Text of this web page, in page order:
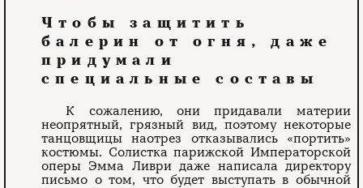
Чтобы защитить
балерин от огня, даже
придумали
специальные составы
К сожалению, они придавали материи
неопрятный, грязный вид, поэтому некоторые
танцовщицы наотрез отказывались «портить»
костюмы. Солистка парижской Императорской
оперы Эмма Ливри даже написала директору
письмо о том, что будет выступать в обычной